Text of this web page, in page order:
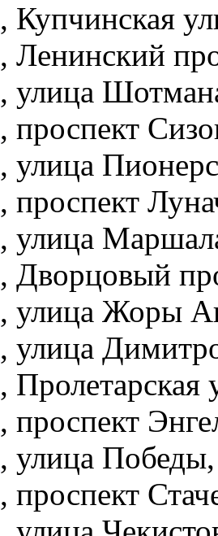
, Купчинская
, Ленинский
, улица
, проспект
, улица
, проспект
, улица
, Дворцовый
, улица Жоры
, улица
, Пролетарская
, проспект
, улица
, проспект